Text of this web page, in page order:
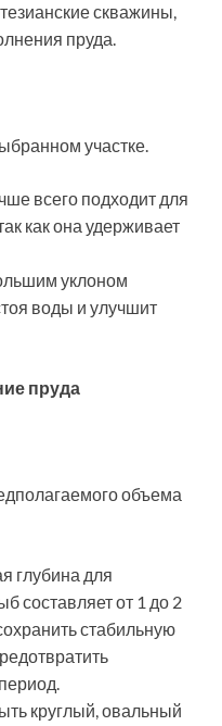
скважины,
пруда.
участке.
всего подходит для
как она удерживает
уклоном
воды и улучшит
пруда
объема
глубина для
составляет от 1 до 2
стабильную
круглый, овальный